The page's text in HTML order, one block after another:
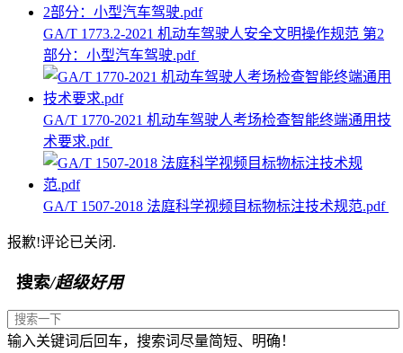
GA/T 1773.2-2021 机动车驾驶人安全文明操作规范 第2
部分：小型汽车驾驶.pdf
GA/T 1770-2021 机动车驾驶人考场检查智能终端通用技
术要求.pdf
GA/T 1507-2018 法庭科学视频目标物标注技术规范.pdf
报歉!评论已关闭.
搜索/超级好用
输入关键词后回车，搜索词尽量简短、明确！